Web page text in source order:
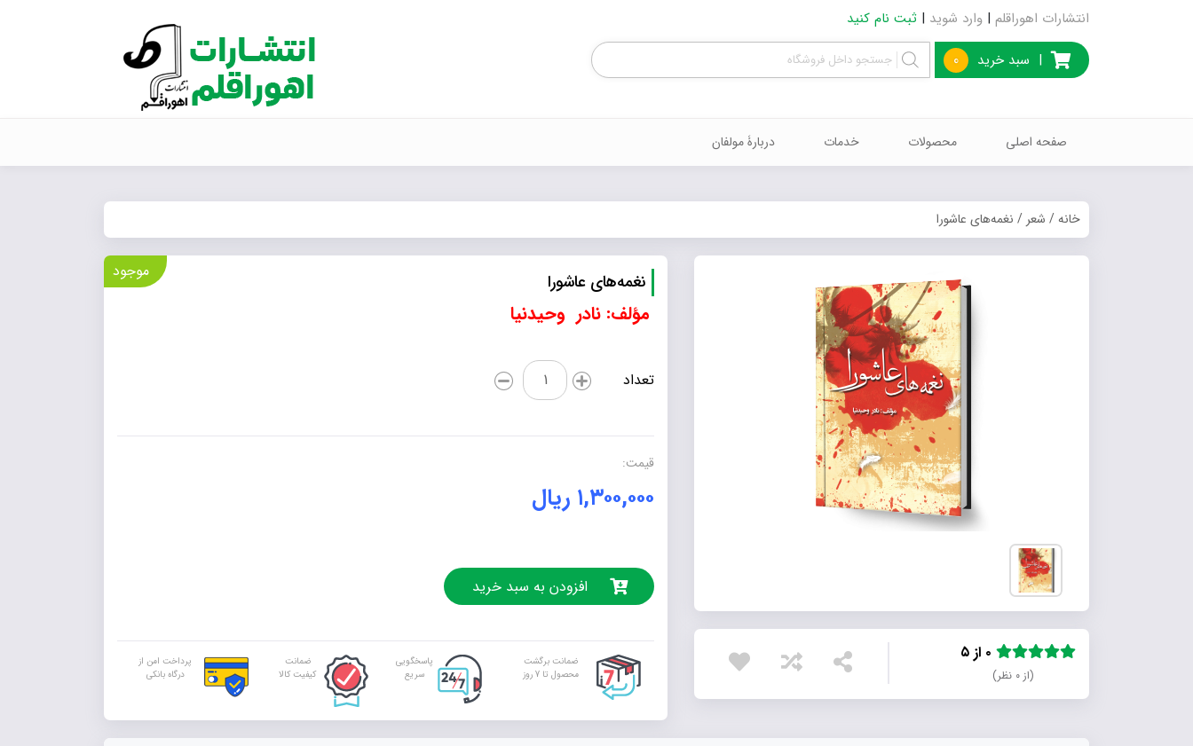
انتشارات اهوراقلم | وارد شوید | ثبت نام کنید
| سبد خرید 0
Products
search
صفحه اصلی محصولات خدمات دربارۀ مولفان
خانه/ شعر / نغمه‌های عاشورا
(از ۰ نظر)
موجود نغمه‌های عاشورا
مؤلف: نادر وحیدنیا
تعداد
نغمه‌های
عاشورا
قیمت:
۱,۳۰۰,۰۰۰ ریال
افزودن به سبد خرید
ضمانت برگشت
محصول تا 7 روز
پاسخگویی
سریع
ضمانت
کیفیت کالا
پرداخت امن از
درگاه بانکی